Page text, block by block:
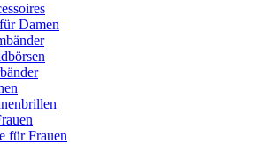
Damen
für Frauen